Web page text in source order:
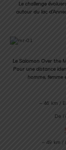
Le challenge
autour du lac
Le Salomon Over the
Pour une distance
homme, femme
– 46 km /
De
– 49 km /